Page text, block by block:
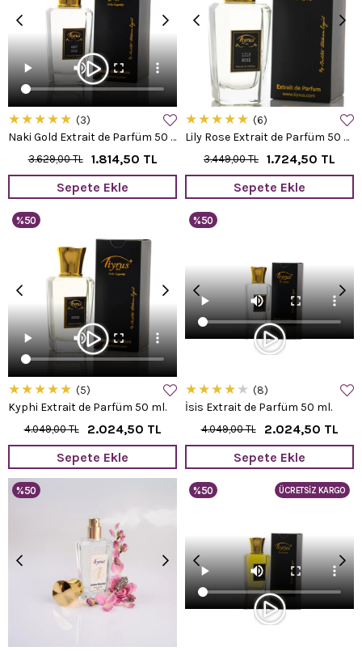
Naki Gold Extrait de Parfüm 50 ml.
★★★★★ 3
1.814,50 TL
3.629,00 TL
Sepete Ekle
Lily Rose Extrait de Parfüm 50 ml.
★★★★★ 6
1.724,50 TL
3.449,00 TL
Sepete Ekle
Kyphi Extrait de Parfüm 50 ml.
★★★★★ 5
2.024,50 TL
4.049,00 TL
Sepete Ekle
%50
İsis Extrait de Parfüm 50 ml.
★★★★ ★ 8
2.024,50 TL
4.049,00 TL
Sepete Ekle
%50
%50 %50 ÜCRETSIZ KARGO